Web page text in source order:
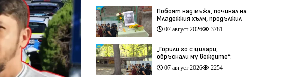
Побоят над мъжа, починал на
Младежкия хълм, продължил
повече от час (видео)
07 август 2026 3781
„Горили го с цигари,
обръснали му веждите“:
Побойниците от Пловдив
остават в ареста (видео)
07 август 2026 2254